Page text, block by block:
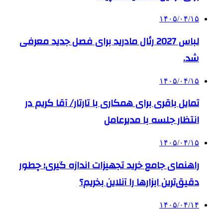
۱۴۰۵/۰۴/۱۵
لباس 2027 رئال مادرید برای فصل جدید معرفی
شد.
۱۴۰۵/۰۴/۱۵
تمایل باقری برای همکاری با تارتار/ آقا کریم در
انتظار جلسه با مدیرعامل
۱۴۰۵/۰۴/۱۵
راهنمای جامع خرید تجهیزات اندازه گیری؛ چطور
دقیق‌ترین ابزارها را آنلاین بخریم؟
۱۴۰۵/۰۴/۱۴